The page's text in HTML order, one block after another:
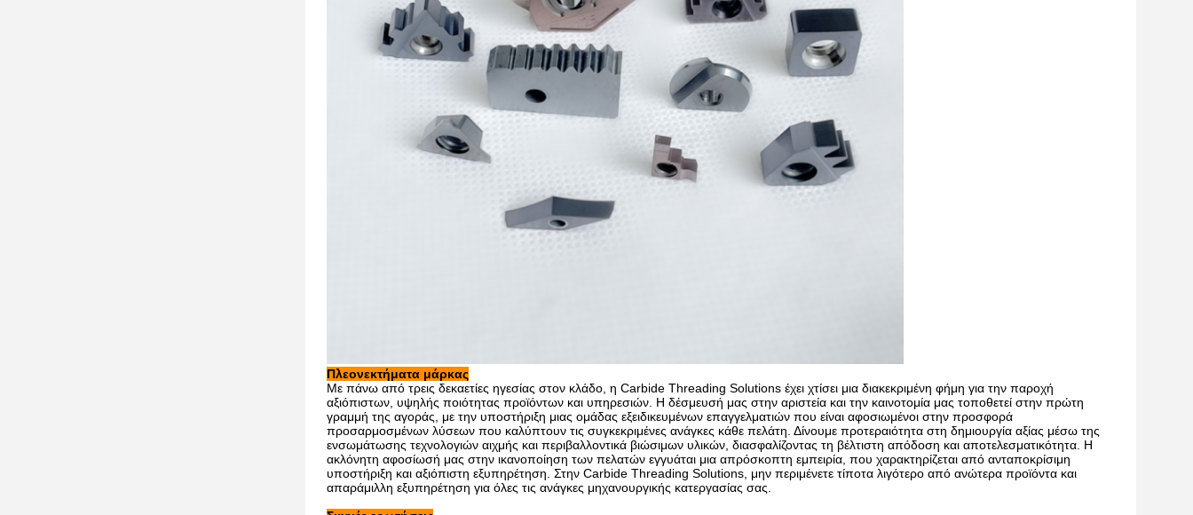
Πλεονεκτήματα μάρκας
Με πάνω από τρεις δεκαετίες ηγεσίας στον κλάδο, η Carbide Threading Solutions έχει χτίσει μια διακεκριμένη φήμη για την παροχή
αξιόπιστων, υψηλής ποιότητας προϊόντων και υπηρεσιών. Η δέσμευσή μας στην αριστεία και την καινοτομία μας τοποθετεί στην πρώτη
γραμμή της αγοράς, με την υποστήριξη μιας ομάδας εξειδικευμένων επαγγελματιών που είναι αφοσιωμένοι στην προσφορά
προσαρμοσμένων λύσεων που καλύπτουν τις συγκεκριμένες ανάγκες κάθε πελάτη. Δίνουμε προτεραιότητα στη δημιουργία αξίας μέσω της
ενσωμάτωσης τεχνολογιών αιχμής και περιβαλλοντικά βιώσιμων υλικών, διασφαλίζοντας τη βέλτιστη απόδοση και αποτελεσματικότητα. Η
ακλόνητη αφοσίωσή μας στην ικανοποίηση των πελατών εγγυάται μια απρόσκοπτη εμπειρία, που χαρακτηρίζεται από ανταποκρίσιμη
υποστήριξη και αξιόπιστη εξυπηρέτηση. Στην Carbide Threading Solutions, μην περιμένετε τίποτα λιγότερο από ανώτερα προϊόντα και
απαράμιλλη εξυπηρέτηση για όλες τις ανάγκες μηχανουργικής κατεργασίας σας.